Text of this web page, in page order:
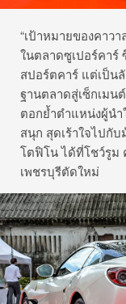
“เป้าหมายของคาว
ในตลาดซูเปอร์คาร์
สปอร์ตคาร์ แต่เป็น
ฐานตลาดสู่เซ็กเมน
ตอกย้ำตำแหน่งผู้นำ
สนุก สุดเร้าใจไปกั
โตฟิโน ได้ที่โชว์รูม
เพชรบุรีตัดใหม่